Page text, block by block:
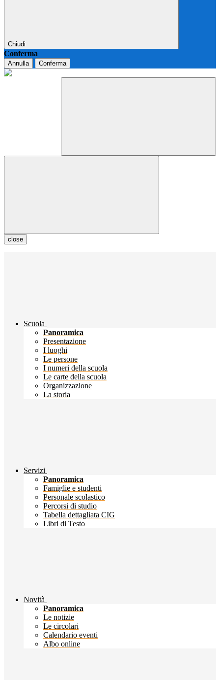
Chiudi
Conferma
Annulla Conferma
close
Scuola
Panoramica
Presentazione
I luoghi
Le persone
I numeri della scuola
Le carte della scuola
Organizzazione
La storia
Servizi
Panoramica
Famiglie e studenti
Personale scolastico
Percorsi di studio
Tabella dettagliata CIG
Libri di Testo
Novità
Panoramica
Le notizie
Le circolari
Calendario eventi
Albo online